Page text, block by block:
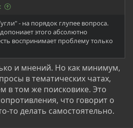
"Вот сейчас стану
мальдивах...". Ага, а теперь
и вернемся в реальность.
кучу денег/ ну эмм это круто/
изучать системы". То могу
в чем-то другом. Если
заработка, то это
путь. Мотивация денег
как ты с толкнешь с
то есть почти моментально,
- на порядок глупее вопроса.
этого абсолютно
воспринимает проблему только
и мнений. Но как минимум,
в тематических чатах,
в том же поисковике. Это
что говорит о
то делать самостоятельно.